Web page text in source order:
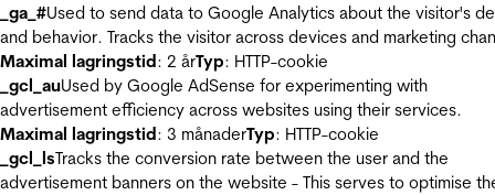
_ga_#Used to send data to Google Analytics about the visitor's
and behavior. Tracks the visitor across devices and marketing
Maximal lagringstid: 2 årTyp: HTTP-cookie
_gcl_auUsed by Google AdSense for experimenting with
advertisement efficiency across websites using their services.
Maximal lagringstid: 3 månaderTyp: HTTP-cookie
_gcl_lsTracks the conversion rate between the user and the
advertisement banners on the website - This serves to optimise